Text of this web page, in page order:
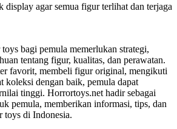
display agar semua figur terlihat dan terjaga
bagi pemula memerlukan strategi,
tentang figur, kualitas, dan perawatan.
favorit, membeli figur original, mengikuti
koleksi dengan baik, pemula dapat
tinggi. Horrortoys.net hadir sebagai
pemula, memberikan informasi, tips, dan
toys di Indonesia.